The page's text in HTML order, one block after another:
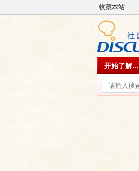
收藏本站
开始了解...